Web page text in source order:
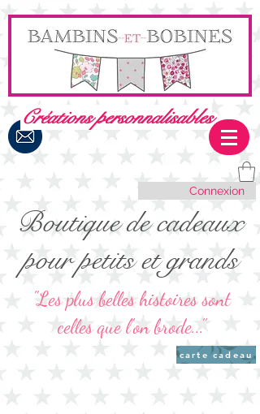
Créations personnalisables
Connexion
Boutique de cadeaux
pour petits et grands
"Les plus belles histoires sont
celles que l'on brode..."
carte cadeau